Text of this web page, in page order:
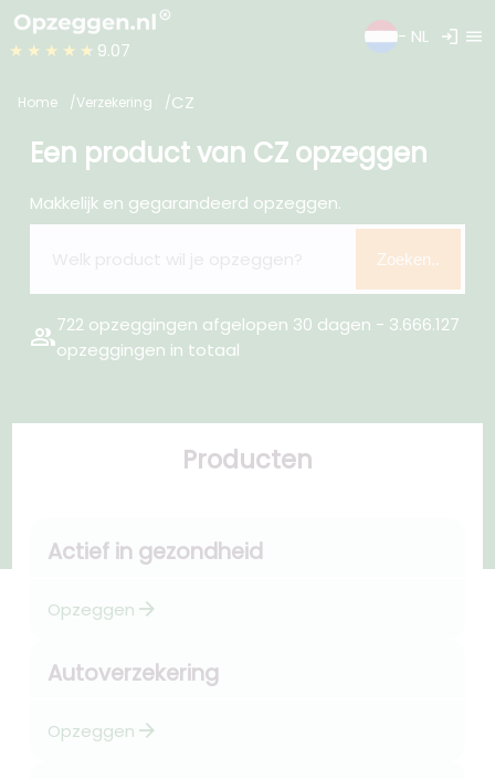
★★★★★ 9.07
- NL login menu
Home Verzekering CZ
Een product van CZ opzeggen
Makkelijk en gegarandeerd opzeggen.
Zoeken..
group722 opzeggingen afgelopen 30 dagen - 3.666.127
opzeggingen in totaal
Producten
Actief in gezondheid
Opzeggen arrow_forward
Autoverzekering
Opzeggen arrow_forward